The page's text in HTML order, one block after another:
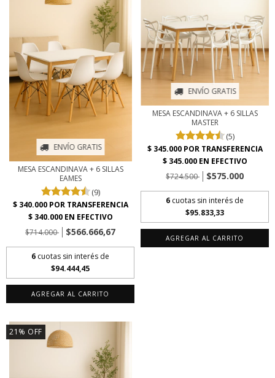
ENVÍO GRATIS
MESA ESCANDINAVA + 6 SILLAS
EAMES
(9)
$714.000 $566.666,67
6 cuotas sin interés de
$94.444,45
AGREGAR AL CARRITO
ENVÍO GRATIS
MESA ESCANDINAVA + 6 SILLAS
MASTER
(5)
$724.500 $575.000
6 cuotas sin interés de
$95.833,33
AGREGAR AL CARRITO
21 % OFF